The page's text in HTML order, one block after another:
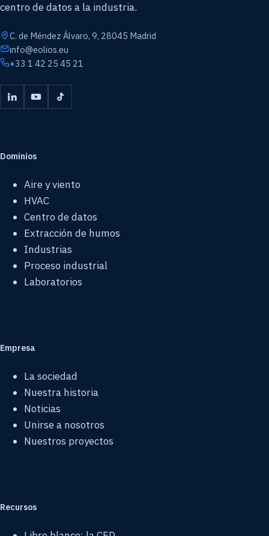
centro de datos a la industria.
C. de Méndez Álvaro, 9, 28045 Madrid
info@eolios.eu
+33 1 42 25 45 21
Dominios
Aire y viento
HVAC
Centro de datos
Extracción de humos
Industrias
Proceso industrial
Laboratorios
Empresa
La sociedad
Nuestra historia
Noticias
Unirse a nosotros
Nuestros proyectos
Recursos